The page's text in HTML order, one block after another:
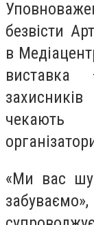
безвісти
в
«Ми вас